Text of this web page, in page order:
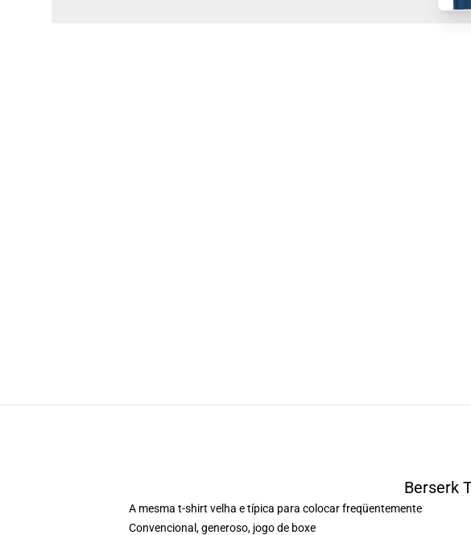
Berserk
A mesma t-shirt velha e típica para colocar freqüentemente
Convencional, generoso, jogo de boxe